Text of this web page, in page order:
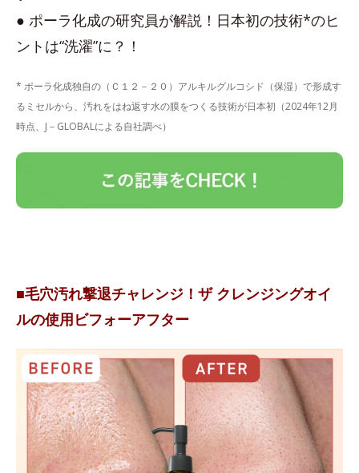
● ポーラ化成の研究員が解説！日本初の技術*のヒ
ントは“洗濯”に？！
* ポーラ化成独自の（Ｃ１２－２０）アルキルグルコシド（保湿）で形成す
るミセルから、汚れをはね返す水の膜をつくる技術が日本初（2024年12月
時点、J－GLOBALによる自社調べ）
■毛穴汚れ撃退チャレンジ！ザ クレンジングオイ
ルの使用ビフォーアフター